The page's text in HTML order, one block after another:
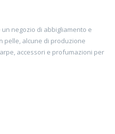
un negozio di abbigliamento e
pelle, alcune di produzione
accessori e profumazioni per